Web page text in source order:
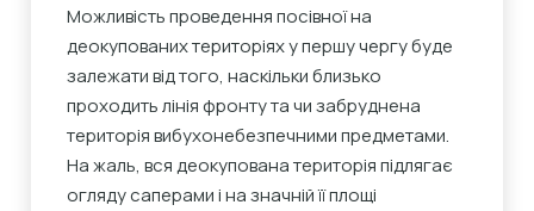
Можливість проведення посівної на
деокупованих територіях у першу чергу буде
залежати від того, наскільки близько
проходить лінія фронту та чи забруднена
територія вибухонебезпечними предметами.
На жаль, вся деокупована територія підлягає
огляду саперами і на значній її площі